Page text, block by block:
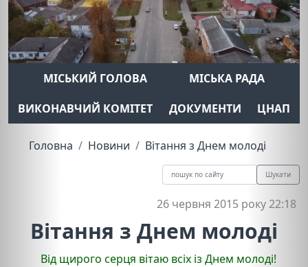
МІСЬКИЙ ГОЛОВА
МІСЬКА РАДА
ВИКОНАВЧИЙ КОМІТЕТ
ДОКУМЕНТИ ЦНАП
Головна Новини Вітання з Днем молоді
Шукати
26 червня 2015 року 22:18
Вітання з Днем молоді
Від щирого серця вітаю всіх із Днем молоді!